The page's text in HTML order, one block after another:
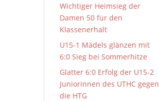
Wichtiger Heimsieg der
Damen 50 für den
Klassenerhalt
U15-1 Mädels glänzen mit
6:0 Sieg bei Sommerhitze
Glatter 6:0 Erfolg der U15-2
Juniorinnen des UTHC gegen
die HTG